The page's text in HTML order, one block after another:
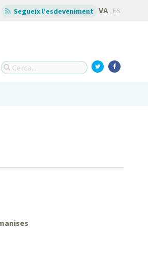
Segueix l'esdeveniment VA ES